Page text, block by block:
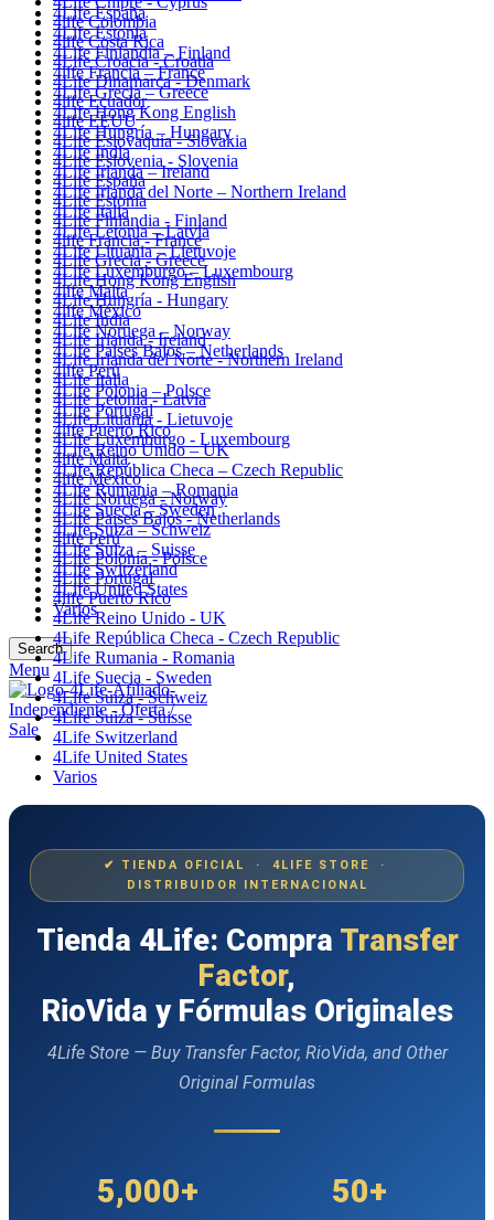
4Life España
4Life Estonia
4Life Finlandia – Finland
4life Francia – France
4Life Grecia – Greece
4Life Hong Kong English
4Life Hungría – Hungary
4Life India
4Life Irlanda – Ireland
4Life Irlanda del Norte – Northern Ireland
4Life Italia
4Life Letonia – Latvia
4Life Lituania – Lietuvoje
4Life Luxemburgo – Luxembourg
4life Malta
4life México
4Life Noruega – Norway
4Life Paises Bajos – Netherlands
4life Perú
4Life Polonia – Polsce
4Life Portugal
4life Puerto Rico
4Life Reino Unido – UK
4Life República Checa – Czech Republic
4Life Rumania – Romania
4Life Suecia – Sweden
4Life Suiza – Schweiz
4Life Suiza – Suisse
4Life Switzerland
4Life United States
Varios
Search
Menu
4life Colombia
4life Costa Rica
4Life Croacia - Croatia
4Life Dinamarca - Denmark
4life Ecuador
4life EEUU
4Life Eslovaquia - Slovakia
4Life Eslovenia - Slovenia
4Life España
4Life Estonia
4Life Finlandia - Finland
4life Francia - France
4Life Grecia - Greece
4Life Hong Kong English
4Life Hungría - Hungary
4Life India
4Life Irlanda - Ireland
4Life Irlanda del Norte - Northern Ireland
4Life Italia
4Life Letonia - Latvia
4Life Lituania - Lietuvoje
4Life Luxemburgo - Luxembourg
4life Malta
4life México
4Life Noruega - Norway
4Life Paises Bajos - Netherlands
4life Perú
4Life Polonia - Polsce
4Life Portugal
4life Puerto Rico
4Life Reino Unido - UK
4Life República Checa - Czech Republic
4Life Rumania - Romania
4Life Suecia - Sweden
4Life Suiza - Schweiz
4Life Suiza - Suisse
4Life Switzerland
4Life United States
Varios
✔ TIENDA OFICIAL · 4LIFE STORE ·
DISTRIBUIDOR INTERNACIONAL
Tienda 4Life: Compra Transfer
Factor,
RioVida y Fórmulas Originales
4Life Store — Buy Transfer Factor, RioVida, and Other
Original Formulas
5,000+ 50+